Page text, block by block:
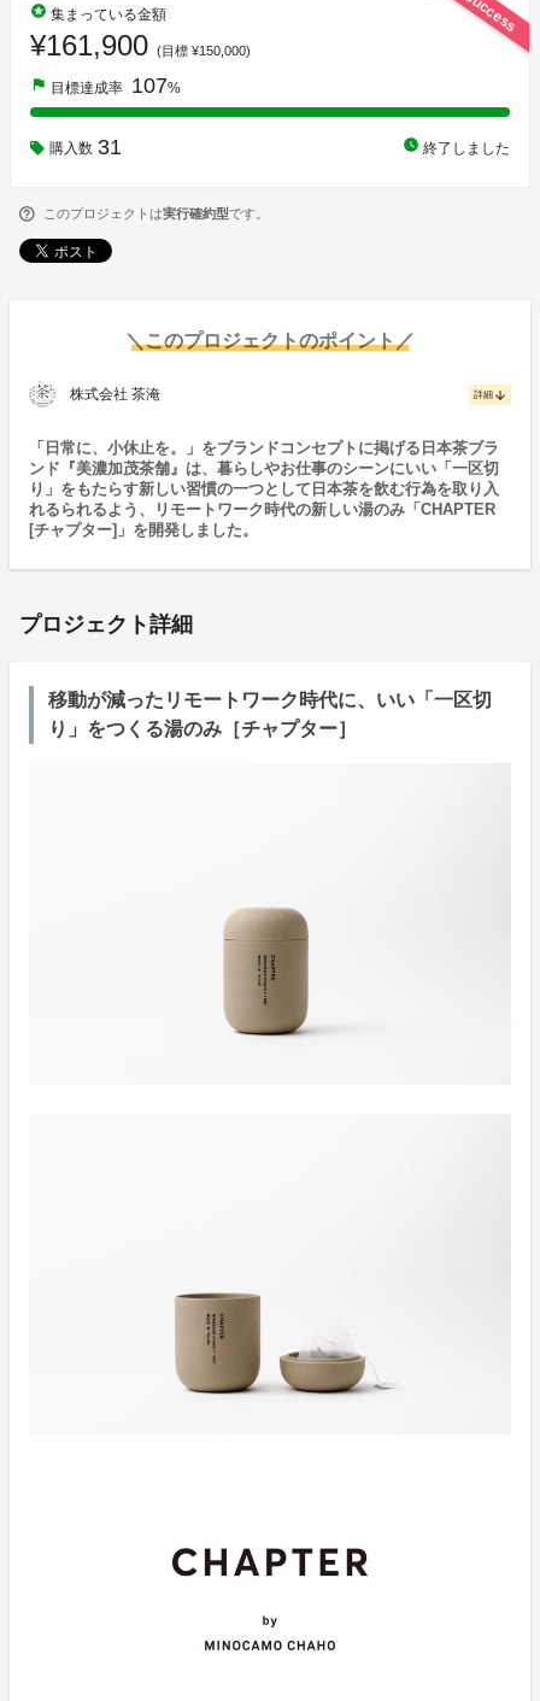
Success
stars 集まっている金額
¥161,900 (目標 ¥150,000)
flag 目標達成率 107%
購入数 31 watch_later 終了しました
このプロジェクトは実行確約型です。
＼このプロジェクトのポイント／
株式会社 茶淹 詳細 arrow_downward
「日常に、小休止を。」をブランドコンセプトに掲げる日本茶ブラ
ンド『美濃加茂茶舗』は、暮らしやお仕事のシーンにいい「一区切
り」をもたらす新しい習慣の一つとして日本茶を飲む行為を取り入
れるられるよう、リモートワーク時代の新しい湯のみ「CHAPTER
[チャプター]」を開発しました。
プロジェクト詳細
移動が減ったリモートワーク時代に、いい「一区切
り」をつくる湯のみ［チャプター］